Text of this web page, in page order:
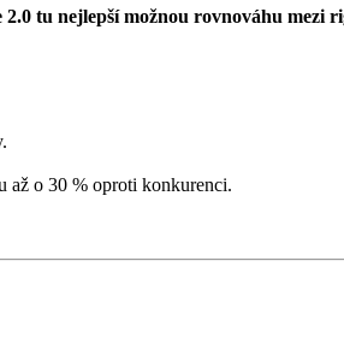
tu nejlepší možnou rovnováhu mezi
až o 30 % oproti konkurenci.